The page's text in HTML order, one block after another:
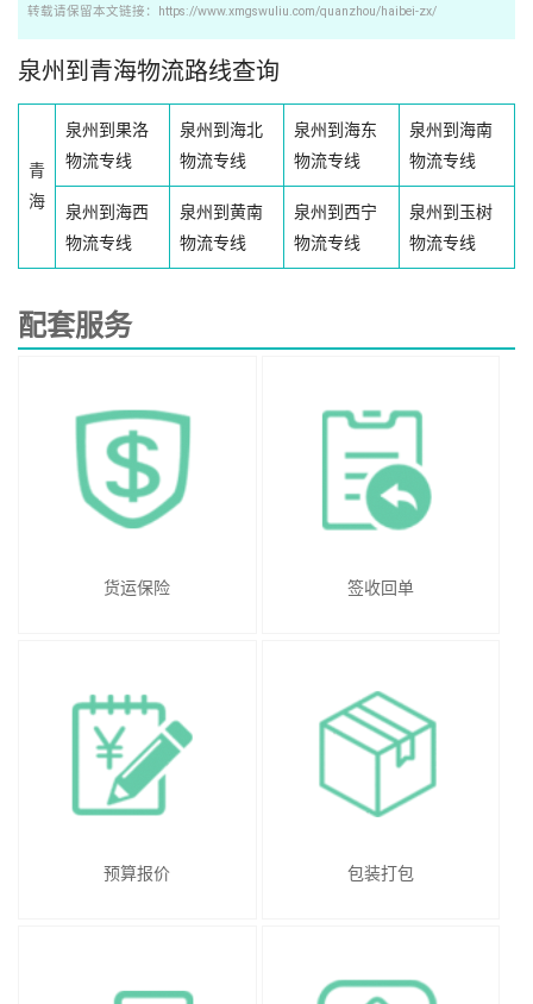
转载请保留本文链接：https://www.xmgswuliu.com/quanzhou/haibei-zx/
泉州到青海物流路线查询
青
海
泉州到果洛
物流专线
泉州到海北
物流专线
泉州到海东
物流专线
泉州到海南
物流专线
泉州到海西
物流专线
泉州到黄南
物流专线
泉州到西宁
物流专线
泉州到玉树
物流专线
配套服务
货运保险 签收回单
预算报价 包装打包